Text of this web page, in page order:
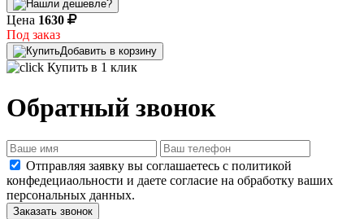
Цена 1630
Под заказ
Добавить в корзину
Купить в 1 клик
Обратный звонок
Отправляя заявку вы соглашаетесь с политикой
конфедециаольности и даете согласие на обработку ваших
персональных данных.
Заказать звонок